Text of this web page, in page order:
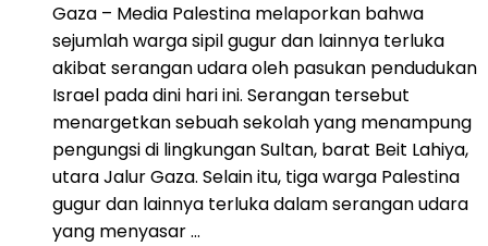
Gaza – Media Palestina melaporkan bahwa
sejumlah warga sipil gugur dan lainnya terluka
akibat serangan udara oleh pasukan pendudukan
Israel pada dini hari ini. Serangan tersebut
menargetkan sebuah sekolah yang menampung
pengungsi di lingkungan Sultan, barat Beit Lahiya,
utara Jalur Gaza. Selain itu, tiga warga Palestina
gugur dan lainnya terluka dalam serangan udara
yang menyasar …